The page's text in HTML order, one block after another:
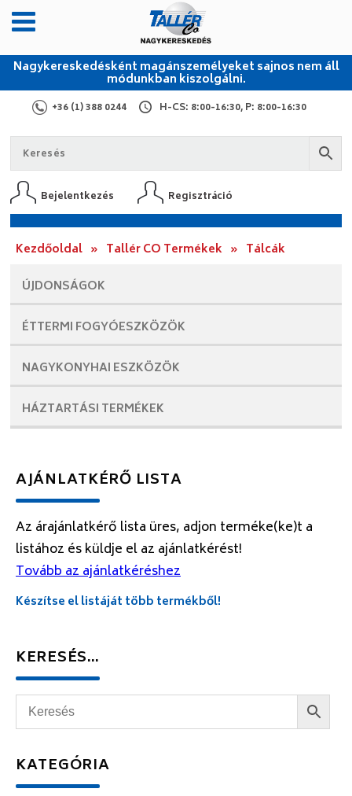
Nagykereskedésként magánszemélyeket sajnos nem áll
módunkban kiszolgálni.
+36 (1) 388 0244 H-CS: 8:00-16:30, P: 8:00-16:30
Bejelentkezés Regisztráció
Kezdőoldal » Tallér CO Termékek » Tálcák
ÚJDONSÁGOK
ÉTTERMI FOGYÓESZKÖZÖK
NAGYKONYHAI ESZKÖZÖK
HÁZTARTÁSI TERMÉKEK
AJÁNLATKÉRŐ LISTA
Az árajánlatkérő lista üres, adjon terméke(ke)t a
listához és küldje el az ajánlatkérést!
Tovább az ajánlatkéréshez
Készítse el listáját több termékből!
KERESÉS…
KATEGÓRIA